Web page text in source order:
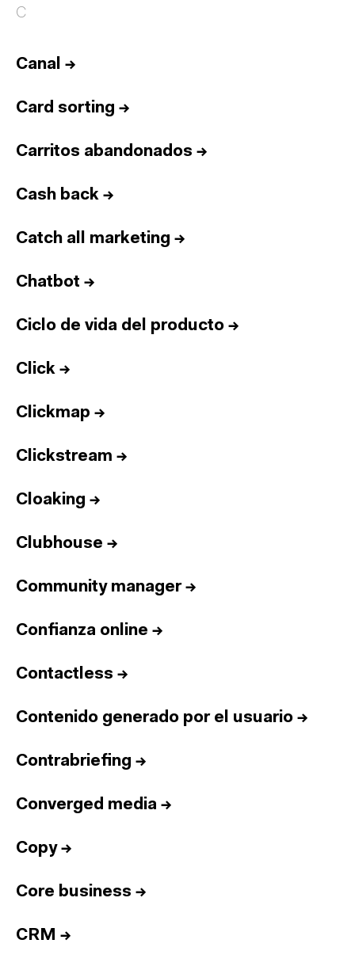
C
Canal →
Card sorting →
Carritos abandonados →
Cash back →
Catch all marketing →
Chatbot →
Ciclo de vida del producto →
Click →
Clickmap →
Clickstream →
Cloaking →
Clubhouse →
Community manager→
Confianza online →
Contactless →
Contenido generado por el usuario →
Contrabriefing →
Converged media →
Copy→
Core business →
CRM →